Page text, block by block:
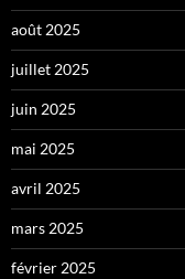
août 2025
juillet 2025
juin 2025
mai 2025
avril 2025
mars 2025
février 2025